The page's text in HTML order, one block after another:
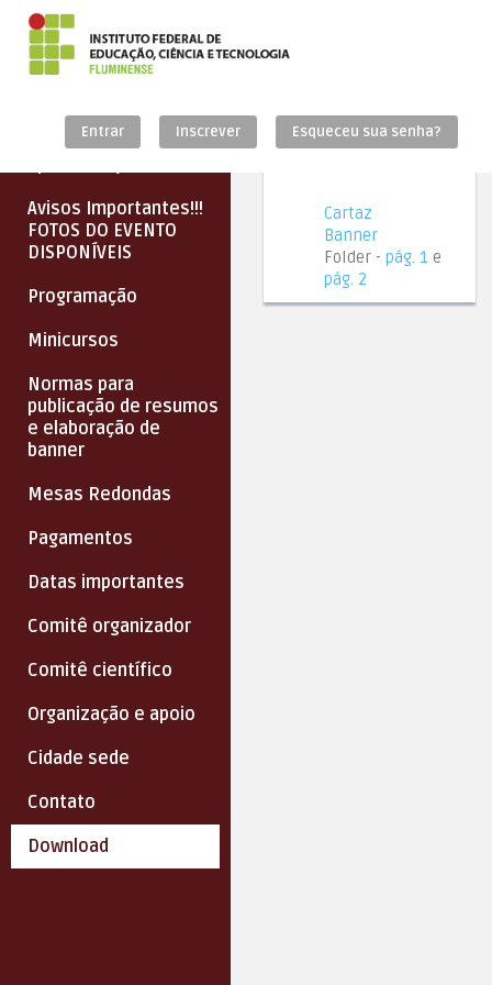
Entrar Inscrever Esqueceu sua senha?
Home
Avisos Importantes!!!
FOTOS DO EVENTO
DISPONÍVEIS
Programação
Minicursos
Normas para
publicação de resumos
e elaboração de
banner
Mesas Redondas
Pagamentos
Datas importantes
Comitê organizador
Comitê científico
Organização e apoio
Cidade sede
Contato
Download
Download
Cartaz
Banner
Folder - pág. 1 e
pág. 2